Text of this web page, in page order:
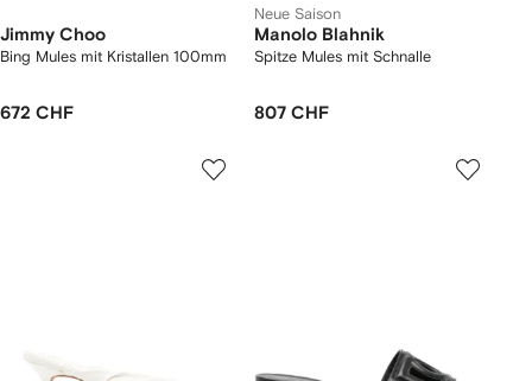
Jimmy Choo
Bing Mules mit Kristallen 100mm
672 CHF
Neue Saison
Manolo Blahnik
Spitze Mules mit Schnalle
807 CHF